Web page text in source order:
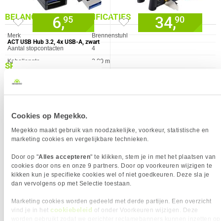
Cookies op Megekko.
Megekko maakt gebruik van noodzakelijke, voorkeur, statistische en
marketing cookies en vergelijkbare technieken.
Door op "Alles accepteren" te klikken, stem je in met het plaatsen van
cookies door ons en onze 9 partners. Door op voorkeuren wijzigen te
kikken kun je specifieke cookies wel of niet goedkeuren. Deze sla je
dan vervolgens op met Selectie toestaan.
Marketing cookies worden gedeeld met derde partijen. Een overzicht
vind je in het cookiebeleid of onder Voorkeuren wijzigen. Deze
BELANGRIJKSTE SPECIFICATIES
Eigenschap
Merk
Brennenstuhl
Aantal stopcontacten
4
Kabellengte
2.00 m
Verkrijgbaar sinds
Vendorcode
SPECIFICATIES
ALGEMEEN
Eigenschap Waarde
Aan/uit knop
✓︎
verpakking
Aantal stopcontacten
4
Bediening door mobiele app
✖︎
Binnen / Buiten
Binnen
Draadloos schakelen
✖︎
Hoek van stopcontact
90 °
IP-codering
IP20
6,95 34,90
ACT USB Hub 3.2, 4x USB-A, zwart
17,95
ACT Stekkerdoos met lichtgevende
Belkin SRB001CA2M